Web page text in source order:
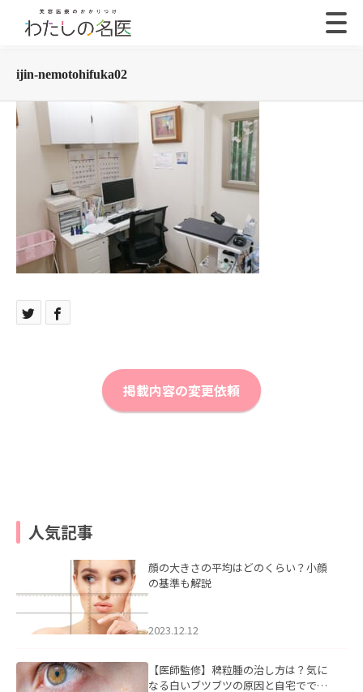
ijin-nemotohifuka02
掲載内容の変更依頼
人気記事
顔の大きさの平均はどのくらい？小顔
の基準も解説
2023.12.12
【医師監修】稗粒腫の治し方は？気に
なる白いブツブツの原因と自宅ででき